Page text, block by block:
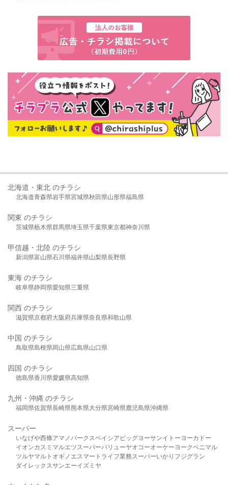
北海道・東北 のチラシ
北海道青森県岩手県宮城県秋田県山形県福島県
関東 のチラシ
茨城県栃木県群馬県埼玉県千葉県東京都神奈川県
甲信越・北陸 のチラシ
新潟県富山県石川県福井県山梨県長野県
東海 のチラシ
岐阜県静岡県愛知県三重県
関西 のチラシ
滋賀県京都府大阪府兵庫県奈良県和歌山県
中国 のチラシ
鳥取県島根県岡山県広島県山口県
四国 のチラシ
徳島県香川県愛媛県高知県
九州・沖縄 のチラシ
福岡県佐賀県長崎県熊本県大分県宮崎県鹿児島県沖縄県
スーパー
いなげや西條アマノパークスベイシア ビッグヨーサンイトーヨーカドー
イオンカスミ マルエツスーパーバリューヤオコーオーケー ヨークベニマル
ツルヤマルト オギノ エスマート ライフ業務スーパーいかり フジグラン
ダイレックスサンエーイズミヤ